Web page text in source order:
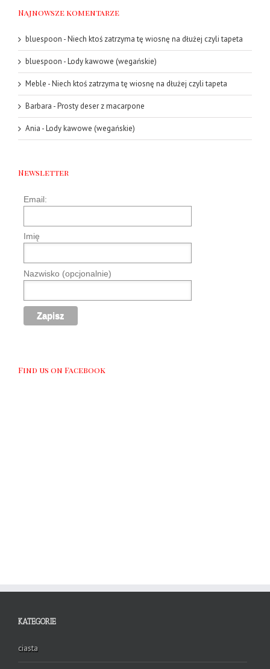
Najnowsze komentarze
bluespoon -Niech ktoś zatrzyma tę wiosnę na dłużej czyli tapeta
bluespoon -Lody kawowe (wegańskie)
Meble -Niech ktoś zatrzyma tę wiosnę na dłużej czyli tapeta
Barbara -Prosty deser z macarpone
Ania -Lody kawowe (wegańskie)
Newsletter
Email:
Imię
Nazwisko (opcjonalnie)
Find us on Facebook
KATEGORIE
ciasta